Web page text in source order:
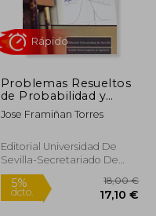
Problemas Resueltos
de Probabilidad y
Estadística en la
Ingenería
Jose Framiñan Torres
Editorial Universidad De
Sevilla-Secretariado De
Publicaciones, 2016, 2ª
Edición, Tapa Blanda,
Nuevo